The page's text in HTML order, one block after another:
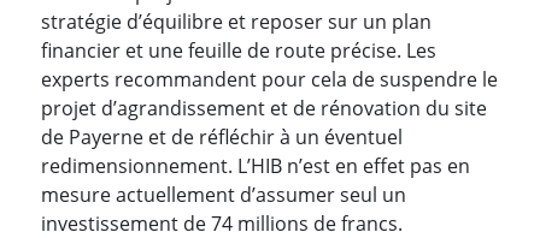
stratégie d’équilibre et reposer sur un plan
financier et une feuille de route précise. Les
experts recommandent pour cela de suspendre le
projet d’agrandissement et de rénovation du site
de Payerne et de réfléchir à un éventuel
redimensionnement. L’HIB n’est en effet pas en
mesure actuellement d’assumer seul un
investissement de 74 millions de francs.